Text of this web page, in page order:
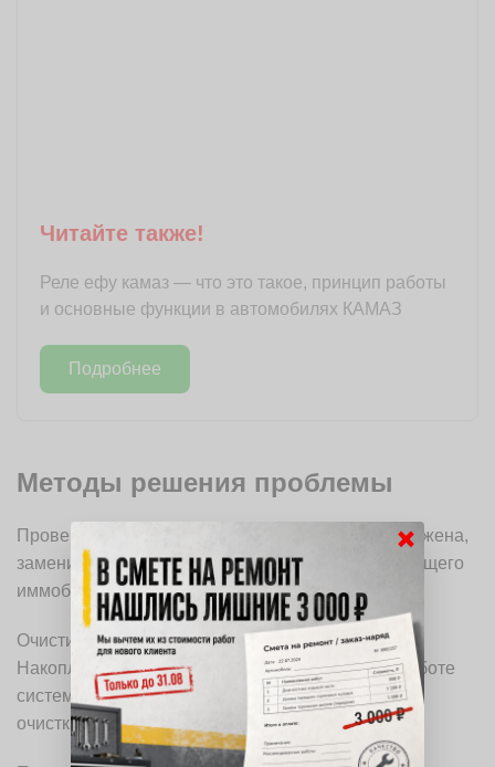
Читайте также!
Реле ефу камаз — что это такое, принцип работы
и основные функции в автомобилях КАМАЗ
Подробнее
Методы решения проблемы
Проверьте состояние ключа. Если батарея разряжена,
замените её. Это часто решает проблему моргающего
иммобилайзера.
Очистите контакты ключа и замка зажигания.
Накопление грязи может мешать нормальной работе
системы. Используйте изопропиловый спирт для
очистки.
×